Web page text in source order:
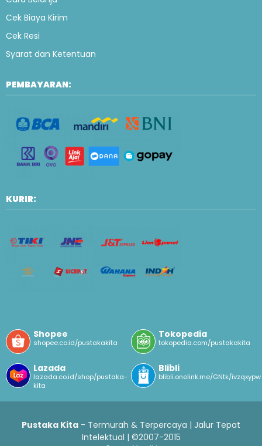
Cek Biaya Kirim
Cek Resi
Syarat dan Ketentuan
PEMBAYARAN:
KURIR:
Shopee
shopee.co.id/pustakakita
Tokopedia
tokopedia.com/pustakakita
Lazada
lazada.co.id/shop/pustaka-
kita
Blibli
blibli.onelink.me/GNtk/ivzqxypw
Pustaka Kita - Termurah & Terpercaya | Jalur Tepat
Intelektual | ©2007-2015